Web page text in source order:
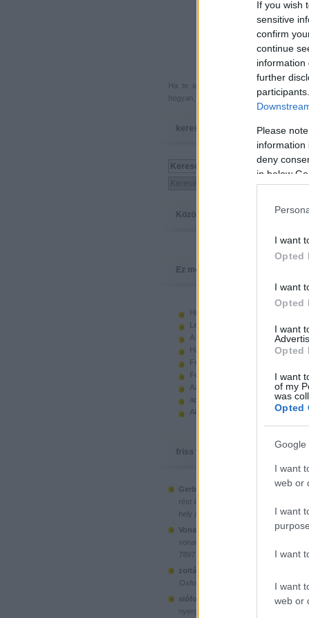
If you wish
sensitive
confirm
continue
information
further
Please
information
deny
in below
I want
Opted
I want
Opted
I want
Opted
I want
of my
was
Opted
Google
I want
web or
I want
I want
I want
web or
Ha te is küldenél egy végigjátszást,
hogyan, hova, mikor, kivel és miért,
keresés
Közösség
Ez megy
Hiányzó elemek beszerzése
Legoland Németország 2010
A kastélyok képes története
Használt legót piacról
Feltörjük a legó ugart
Fehérítsd ki!
Az Indiana Jones készletek
apró. hirdetés.
Akciók, újdonságok a polcon,
friss topikok
Gerberus:
Mostanra már a Lego is
rést é...
hely a klónoknak
Vonatotkeresek1:
@BorZol: Üdv, hol
vonatot venni...
7897 Passenger Train
zoltán999:
Oxford, a dél-koreai klón
siófoki35:
A platós teherautó
nyergesvonta...